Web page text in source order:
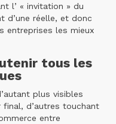
l’ « invitation » du
d’une réelle, et donc
entreprises les mieux
tous les
plus visibles
d’autres touchant
entre